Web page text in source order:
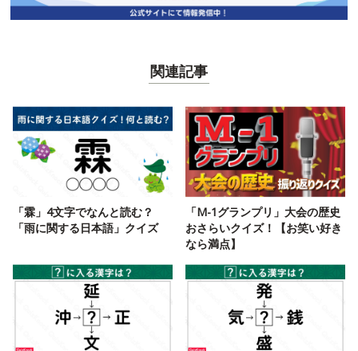
関連記事
「霖」4文字でなんと読む？
「雨に関する日本語」クイズ
「M-1グランプリ」大会の歴史
おさらいクイズ！【お笑い好き
なら満点】